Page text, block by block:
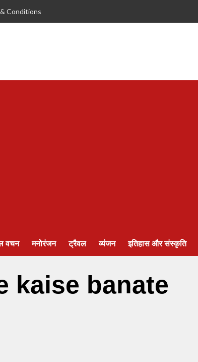
Conditions
वचन मनोरंजन ट्रैवल व्यंजन इतिहास और संस्कृति
kaise banate